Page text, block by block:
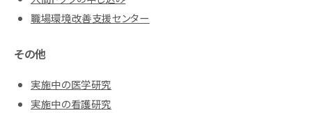
職場環境改善支援センター
その他
実施中の医学研究
実施中の看護研究